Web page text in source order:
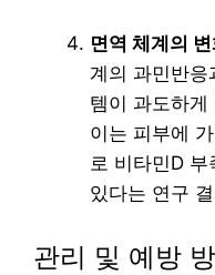
면역 체계의
계의 과민반응
템이 과도하
이는 피부에
로 비타민D
있다는 연구
관리 및 예방